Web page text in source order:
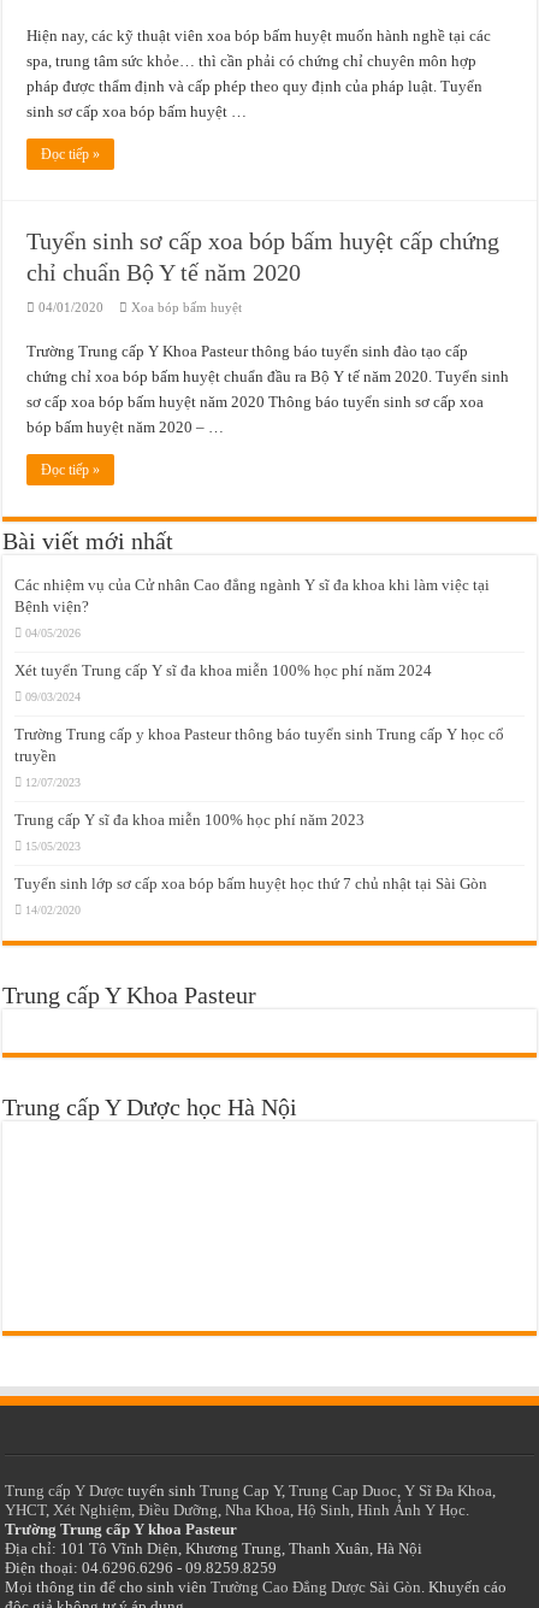
Hiện nay, các kỹ thuật viên xoa bóp bấm huyệt muốn hành nghề tại các
spa, trung tâm sức khỏe… thì cần phải có chứng chỉ chuyên môn hợp
pháp được thẩm định và cấp phép theo quy định của pháp luật. Tuyển
sinh sơ cấp xoa bóp bấm huyệt …
Đọc tiếp »
Tuyển sinh sơ cấp xoa bóp bấm huyệt cấp chứng
chỉ chuẩn Bộ Y tế năm 2020
04/01/2020 Xoa bóp bấm huyệt
Trường Trung cấp Y Khoa Pasteur thông báo tuyển sinh đào tạo cấp
chứng chỉ xoa bóp bấm huyệt chuẩn đầu ra Bộ Y tế năm 2020. Tuyển sinh
sơ cấp xoa bóp bấm huyệt năm 2020 Thông báo tuyển sinh sơ cấp xoa
bóp bấm huyệt năm 2020 – …
Đọc tiếp »
Bài viết mới nhất
Các nhiệm vụ của Cử nhân Cao đẳng ngành Y sĩ đa khoa khi làm việc tại
Bệnh viện?
04/05/2026
Xét tuyển Trung cấp Y sĩ đa khoa miễn 100% học phí năm 2024
09/03/2024
Trường Trung cấp y khoa Pasteur thông báo tuyển sinh Trung cấp Y học cổ
truyền
12/07/2023
Trung cấp Y sĩ đa khoa miễn 100% học phí năm 2023
15/05/2023
Tuyển sinh lớp sơ cấp xoa bóp bấm huyệt học thứ 7 chủ nhật tại Sài Gòn
14/02/2020
Trung cấp Y Khoa Pasteur
Trung cấp Y Dược học Hà Nội
Trung cấp Y Dược tuyển sinhTrung Cap Y,Trung Cap Duoc,Y Sĩ Đa Khoa,
YHCT,Xét Nghiệm,Điều Dưỡng,Nha Khoa,Hộ Sinh,Hình Ảnh Y Học.
Trường Trung cấp Y khoa Pasteur
Địa chỉ: 101 Tô Vĩnh Diện, Khương Trung, Thanh Xuân, Hà Nội
Điện thoại: 04.6296.6296 - 09.8259.8259
Mọi thông tin để cho sinh viênTrường Cao Đẳng Dược Sài Gòn. Khuyến cáo